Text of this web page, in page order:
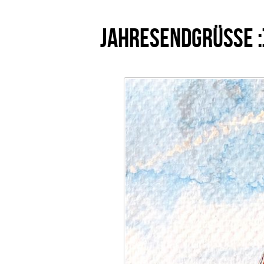
Jahresendgrüße